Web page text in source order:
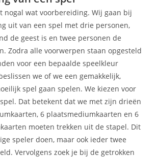
nogal wat voorbereiding. Wij gaan bij
uit van een spel met drie personen,
de geest is en twee personen de
Zodra alle voorwerpen staan opgesteld
voor een bepaalde speelkleur
we of we een gemakkelijk,
spel gaan spelen. We kiezen voor
Dat betekent dat we met zijn drieën
6 plaatsmediumkaarten en 6
moeten trekken uit de stapel. Dit
speler doen, maar ook ieder twee
Vervolgens zoek je bij de getrokken